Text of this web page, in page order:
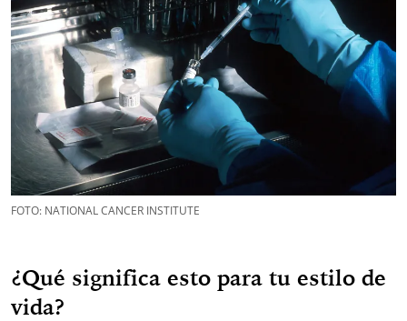
FOTO: NATIONAL CANCER INSTITUTE
¿Qué significa esto para tu estilo de
vida?